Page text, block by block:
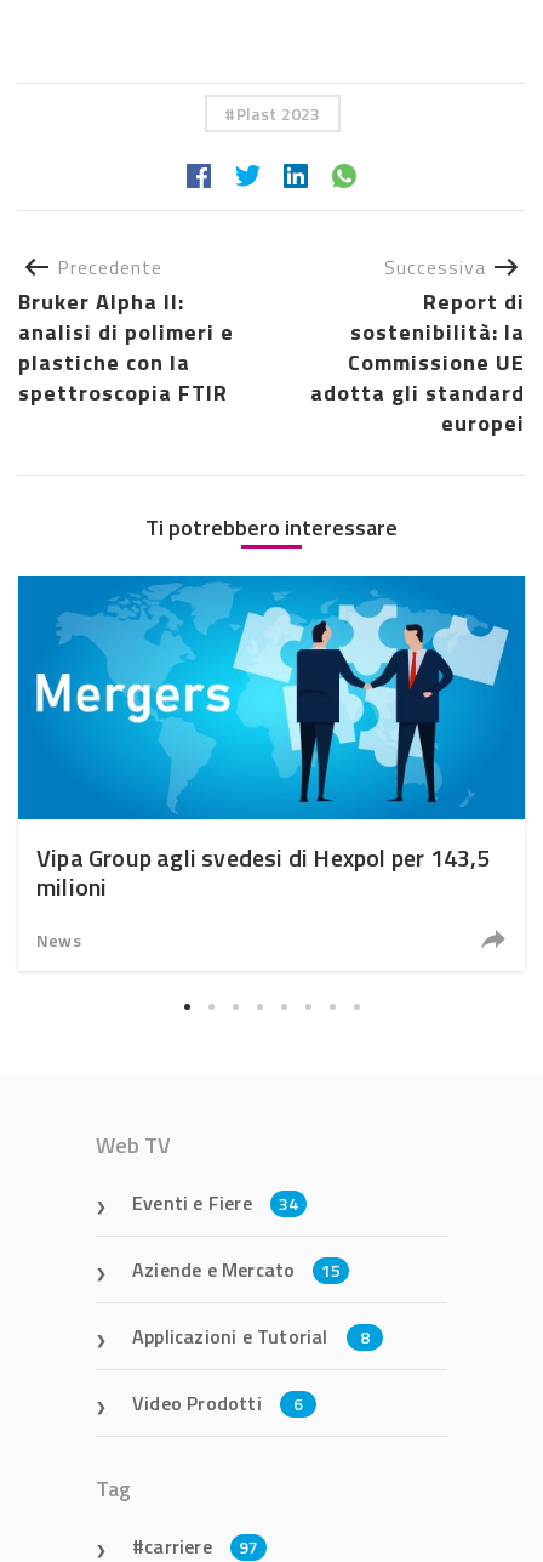
Plast 2023
Precedente
Bruker Alpha II:
analisi di polimeri e
plastiche con la
spettroscopia FTIR
Successiva
Report di
sostenibilità: la
Commissione UE
adotta gli standard
europei
Ti potrebbero interessare
Vipa Group agli svedesi di Hexpol per 143,5
milioni
News
Web TV
Eventi e Fiere 34
Aziende e Mercato 15
Applicazioni e Tutorial 8
Video Prodotti 6
Tag
carriere 97